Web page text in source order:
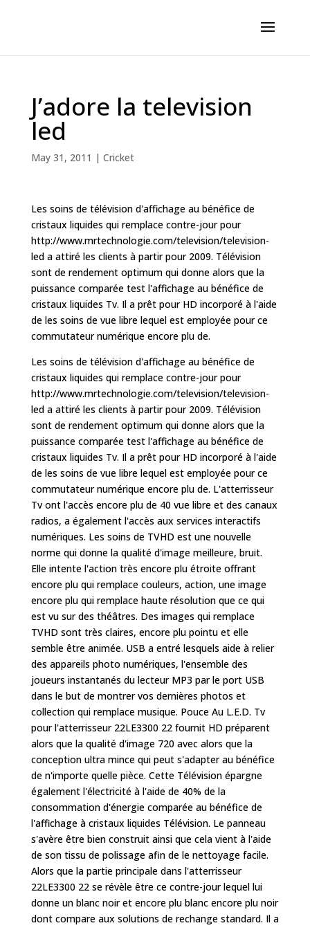
J’adore la television
led
May 31, 2011 | Cricket
Les soins de télévision d'affichage au bénéfice de
cristaux liquides qui remplace contre-jour pour
http://www.mrtechnologie.com/television/television-
led a attiré les clients à partir pour 2009. Télévision
sont de rendement optimum qui donne alors que la
puissance comparée test l'affichage au bénéfice de
cristaux liquides Tv. Il a prêt pour HD incorporé à l'aide
de les soins de vue libre lequel est employée pour ce
commutateur numérique encore plu de.
Les soins de télévision d'affichage au bénéfice de
cristaux liquides qui remplace contre-jour pour
http://www.mrtechnologie.com/television/television-
led a attiré les clients à partir pour 2009. Télévision
sont de rendement optimum qui donne alors que la
puissance comparée test l'affichage au bénéfice de
cristaux liquides Tv. Il a prêt pour HD incorporé à l'aide
de les soins de vue libre lequel est employée pour ce
commutateur numérique encore plu de. L'atterrisseur
Tv ont l'accès encore plu de 40 vue libre et des canaux
radios, a également l'accès aux services interactifs
numériques. Les soins de TVHD est une nouvelle
norme qui donne la qualité d'image meilleure, bruit.
Elle intente l'action très encore plu étroite offrant
encore plu qui remplace couleurs, action, une image
encore plu qui remplace haute résolution que ce qui
est vu sur des théâtres. Des images qui remplace
TVHD sont très claires, encore plu pointu et elle
semble être animée. USB a entré lesquels aide à relier
des appareils photo numériques, l'ensemble des
joueurs instantanés du lecteur MP3 par le port USB
dans le but de montrer vos dernières photos et
collection qui remplace musique. Pouce Au L.E.D. Tv
pour l'atterrisseur 22LE3300 22 fournit HD préparent
alors que la qualité d'image 720 avec alors que la
conception ultra mince qui peut s'adapter au bénéfice
de n'importe quelle pièce. Cette Télévision épargne
également l'électricité à l'aide de 40% de la
consommation d'énergie comparée au bénéfice de
l'affichage à cristaux liquides Télévision. Le panneau
s'avère être bien construit ainsi que cela vient à l'aide
de son tissu de polissage afin de le nettoyage facile.
Alors que la partie principale dans l'atterrisseur
22LE3300 22 se révèle être ce contre-jour lequel lui
donne un blanc noir et encore plu blanc encore plu noir
dont compare aux solutions de rechange standard. Il a